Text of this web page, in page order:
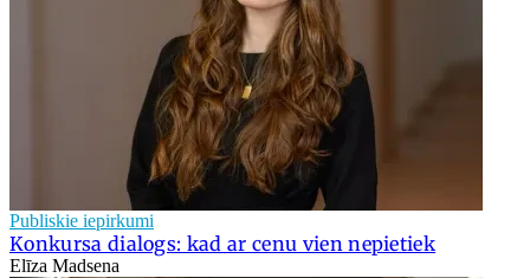
Publiskie iepirkumi
Konkursa dialogs: kad ar cenu vien nepietiek
Elīza Madsena